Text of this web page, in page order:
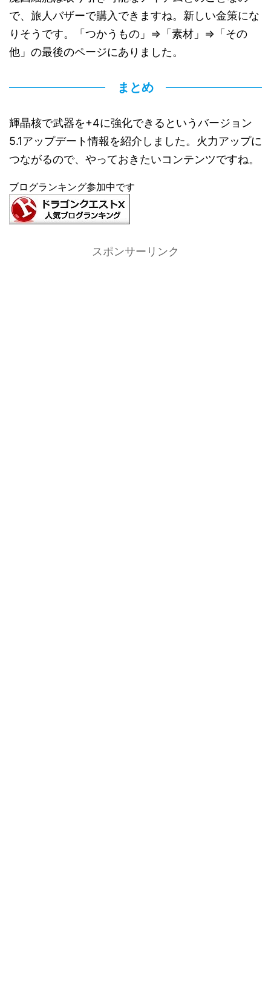
で、旅人バザーで購入できますね。新しい金策にな
りそうです。「つかうもの」⇒「素材」⇒「その
他」の最後のページにありました。
まとめ
輝晶核で武器を+4に強化できるというバージョン
5.1アップデート情報を紹介しました。火力アップに
つながるので、やっておきたいコンテンツですね。
ブログランキング参加中です
スポンサーリンク